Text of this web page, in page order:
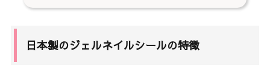
1-2. 日本製らしい和柄が豊富！
日本製のジェルネイルシールの特徴